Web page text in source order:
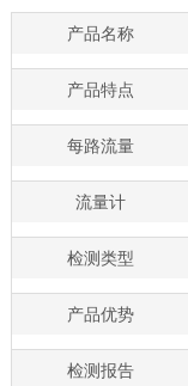
产品名称
产品特点
每路流量
流量计
检测类型
产品优势
检测报告